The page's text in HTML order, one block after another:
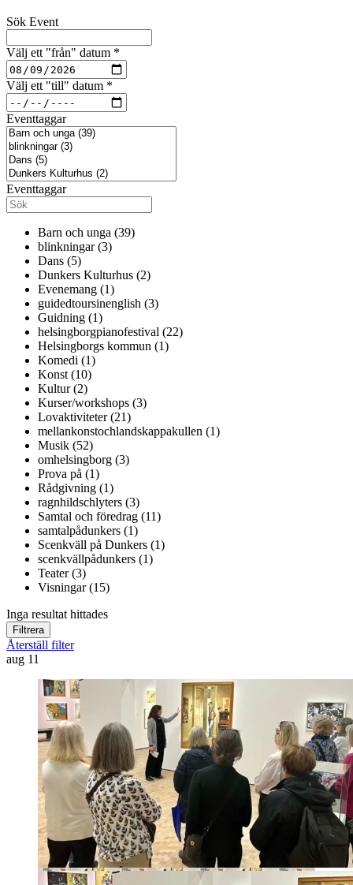
Sök Event
Välj ett "från" datum *
Välj ett "till" datum *
Eventtaggar
Eventtaggar
Barn och unga (39)
blinkningar (3)
Dans (5)
Dunkers Kulturhus (2)
Evenemang (1)
guidedtoursinenglish (3)
Guidning (1)
helsingborgpianofestival (22)
Helsingborgs kommun (1)
Komedi (1)
Konst (10)
Kultur (2)
Kurser/workshops (3)
Lovaktiviteter (21)
mellankonstochlandskappakullen (1)
Musik (52)
omhelsingborg (3)
Prova på (1)
Rådgivning (1)
ragnhildschlyters (3)
Samtal och föredrag (11)
samtalpådunkers (1)
Scenkväll på Dunkers (1)
scenkvällpådunkers (1)
Teater (3)
Visningar (15)
Inga resultat hittades
Filtrera
Återställ filter
aug 11